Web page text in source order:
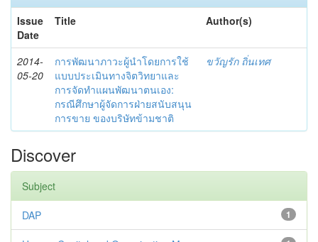
Issue
Date
Title Author(s)
2014-
05-20
การพัฒนาภาวะผู้นำโดยการใช้
แบบประเมินทางจิตวิทยาและ
การจัดทำแผนพัฒนาตนเอง:
กรณีศึกษาผู้จัดการฝ่ายสนับสนุน
การขาย ของบริษัทข้ามชาติ
ขวัญรัก ถิ่นเทศ
Discover
Subject
1
DAP